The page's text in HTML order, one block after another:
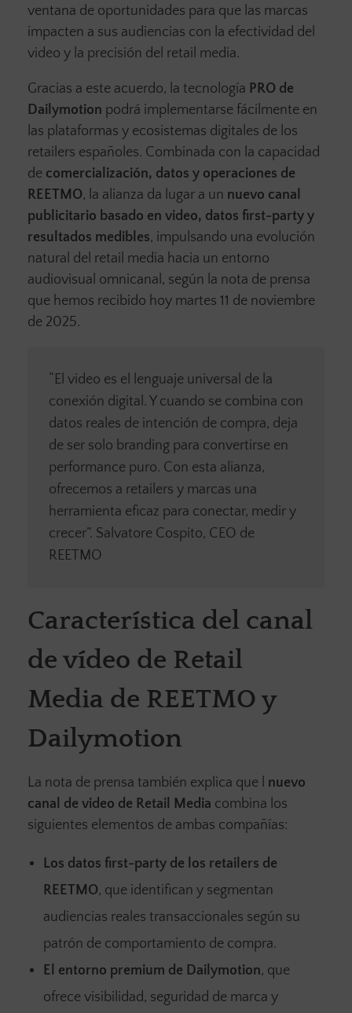
ventana de oportunidades para que las marcas
impacten a sus audiencias con la efectividad del
video y la precisión del retail media.
Gracias a este acuerdo, la tecnología PRO de
Dailymotion podrá implementarse fácilmente en
las plataformas y ecosistemas digitales de los
retailers españoles. Combinada con la capacidad
de comercialización, datos y operaciones de
REETMO, la alianza da lugar a un nuevo canal
publicitario basado en video, datos first-party y
resultados medibles, impulsando una evolución
natural del retail media hacia un entorno
audiovisual omnicanal, según la nota de prensa
que hemos recibido hoy martes 11 de noviembre
de 2025.
“El video es el lenguaje universal de la
conexión digital. Y cuando se combina con
datos reales de intención de compra, deja
de ser solo branding para convertirse en
performance puro. Con esta alianza,
ofrecemos a retailers y marcas una
herramienta eficaz para conectar, medir y
crecer”. Salvatore Cospito, CEO de
REETMO
Característica del canal
de vídeo de Retail
Media de REETMO y
Dailymotion
La nota de prensa también explica que l nuevo
canal de video de Retail Media combina los
siguientes elementos de ambas compañías:
Los datos first-party de los retailers de
REETMO, que identifican y segmentan
audiencias reales transaccionales según su
patrón de comportamiento de compra.
El entorno premium de Dailymotion, que
ofrece visibilidad, seguridad de marca y